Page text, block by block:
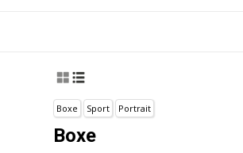
Boxe Sport Portrait
Boxe